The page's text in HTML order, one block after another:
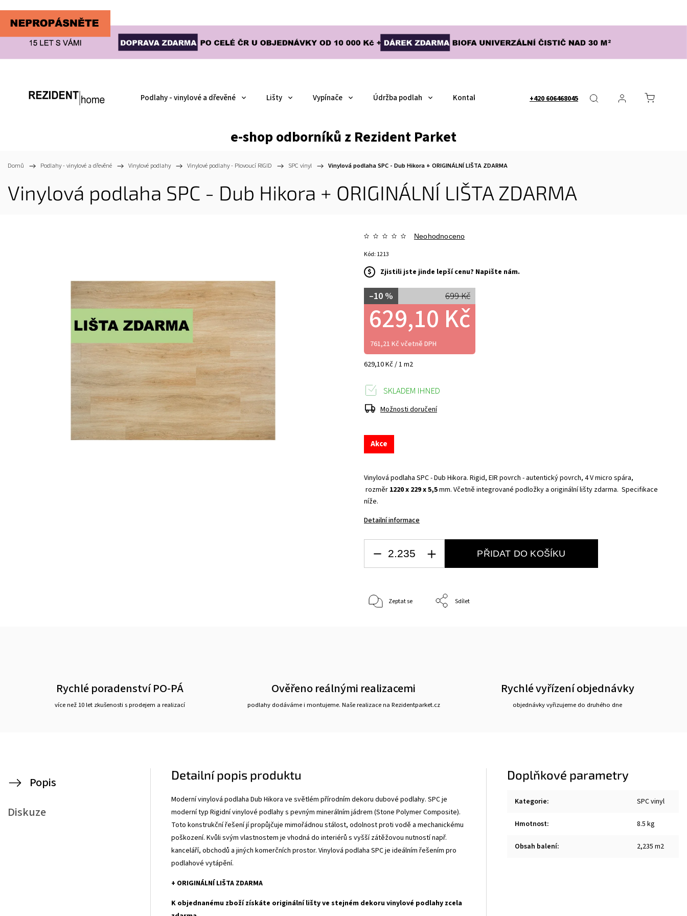
+420 606468045
Podlahy - vinylové a dřevěné Lišty Vypínače Údržba podlah Kontakty Obchodní podmínky Nápověda - FAQ
e-shop odborníků z Rezident Parket
Domů / Podlahy - vinylové a dřevěné / Vinylové podlahy / Vinylové podlahy - Plovoucí RIGID / SPC vinyl / Vinylová podlaha SPC - Dub Hikora + ORIGINÁLNÍ LIŠTA ZDARMA
Vinylová podlaha SPC - Dub Hikora + ORIGINÁLNÍ LIŠTA ZDARMA
Neohodnoceno
699 Kč
–10 %
629,10 Kč / 1 m2
629,10 Kč
761,21 Kč včetně DPH
$ Zjistili jste jinde lepší cenu? Napište nám.
Kód: 1213
Akce
Vinylová podlaha SPC - Dub Hikora. Rigid, EIR povrch - autentický povrch, 4 V micro spára,
rozměr 1220 x 229 x 5,5mm. Včetně integrované podložky a originální lišty zdarma. Specifikace
níže.
Detailní informace
SKLADEM IHNED
Možnosti doručení
PŘIDAT DO KOŠÍKU
Zeptat se Sdílet
Rychlé poradenství PO-PÁ
více než 10 let zkušenosti s prodejem a realizací
Ověřeno reálnými realizacemi
podlahy dodáváme i montujeme. Naše realizace na Rezidentparket.cz
Rychlé vyřízení objednávky
objednávky vyřizujeme do druhého dne
Popis
Diskuze
Detailní popis produktu
Moderní vinylová podlaha Dub Hikora ve světlém přírodním dekoru dubové podlahy. SPC je
moderní typ Rigidní vinylové podlahy s pevným minerálním jádrem (Stone Polymer Composite).
Toto konstrukční řešení jí propůjčuje mimořádnou stálost, odolnost proti vodě a mechanickému
poškození. Kvůli svým vlastnostem je vhodná do interiérů s vyšší zátěžovou nutností např.
kanceláří, obchodů a jiných komerčních prostor. Vinylová podlaha SPC je ideálním řešením pro
podlahové vytápění.
+ ORIGINÁLNÍ LIŠTA ZDARMA
K objednanému zboží získáte originální lišty ve stejném dekoru vinylové podlahy zcela
Doplňkové parametry
Kategorie: SPC vinyl
Hmotnost: 8.5 kg
Obsah balení: 2,235 m2